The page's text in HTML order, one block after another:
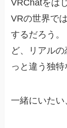
VRChatをは
VRの世界で
するだろう
ど、リアル
っと違う独特
一緒にいたい